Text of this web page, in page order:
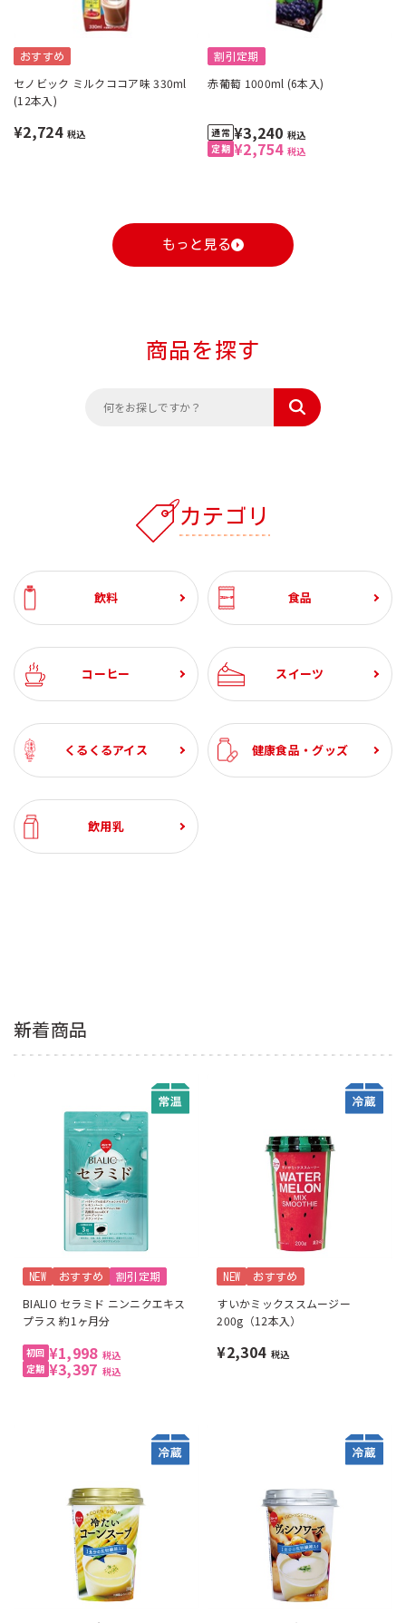
おすすめ
セノビック ミルクココア味 330ml
(12本入)
¥2,724 税込
割引定期
赤葡萄 1000ml (6本入)
¥2,754 税込
¥3,240 税込
もっと見る
商品を探す
カテゴリ
飲料 食品
コーヒー スイーツ
くるくるアイス 健康食品・グッズ
飲用乳
新着商品
NEW おすすめ 割引定期
BIALIO セラミド ニンニクエキス
プラス 約1ヶ月分
¥1,998 税込
¥3,397 税込
NEW おすすめ
すいかミックススムージー
200g（12本入）
¥2,304 税込